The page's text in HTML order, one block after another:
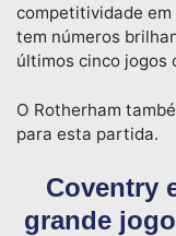
competitividade em
tem números
últimos cinco jogos
O Rotherham
para esta partida.
Coventry
grande